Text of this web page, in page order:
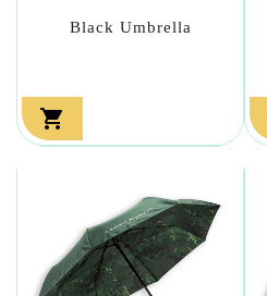
Black Umbrella
